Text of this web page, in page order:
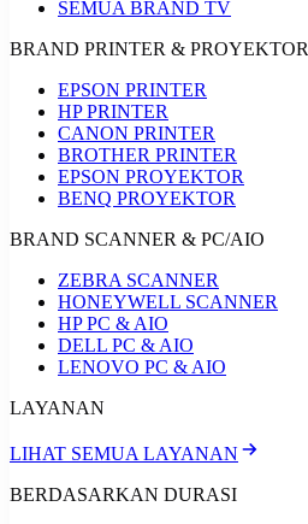
SEMUA BRAND TV
BRAND PRINTER & PROYEKTOR
EPSON PRINTER
HP PRINTER
CANON PRINTER
BROTHER PRINTER
EPSON PROYEKTOR
BENQ PROYEKTOR
BRAND SCANNER & PC/AIO
ZEBRA SCANNER
HONEYWELL SCANNER
HP PC & AIO
DELL PC & AIO
LENOVO PC & AIO
LAYANAN
LIHAT SEMUA LAYANAN
BERDASARKAN DURASI